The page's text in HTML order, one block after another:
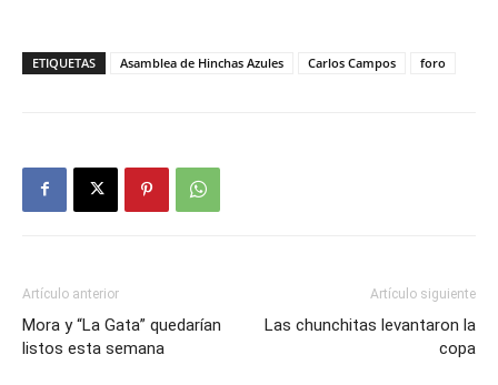
ETIQUETAS Asamblea de Hinchas Azules Carlos Campos foro
Artículo anterior
Mora y “La Gata” quedarían
listos esta semana
Artículo siguiente
Las chunchitas levantaron la
copa